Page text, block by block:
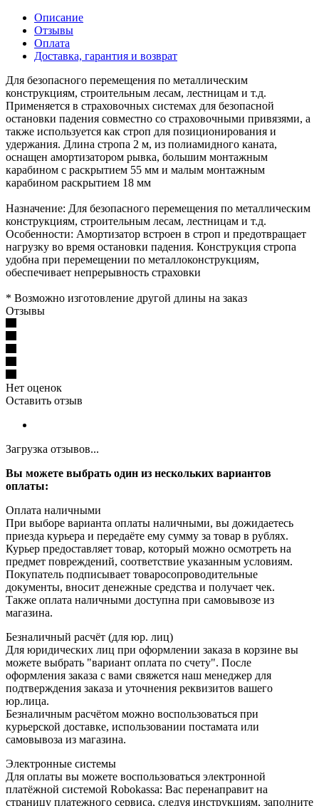
Описание
Отзывы
Оплата
Доставка, гарантия и возврат
Для безопасного перемещения по металлическим
конструкциям, строительным лесам, лестницам и т.д.
Применяется в страховочных системах для безопасной
остановки падения совместно со страховочными привязями, а
также используется как строп для позиционирования и
удержания. Длина стропа 2 м, из полиамидного каната,
оснащен амортизатором рывка, большим монтажным
карабином с раскрытием 55 мм и малым монтажным
карабином раскрытием 18 мм
Назначение: Для безопасного перемещения по металлическим
конструкциям, строительным лесам, лестницам и т.д.
Особенности: Амортизатор встроен в строп и предотвращает
нагрузку во время остановки падения. Конструкция стропа
удобна при перемещении по металлоконструкциям,
обеспечивает непрерывность страховки
* Возможно изготовление другой длины на заказ
Отзывы
Нет оценок
Оставить отзыв
Загрузка отзывов...
Вы можете выбрать один из нескольких вариантов
оплаты:
Оплата наличными
При выборе варианта оплаты наличными, вы дожидаетесь
приезда курьера и передаёте ему сумму за товар в рублях.
Курьер предоставляет товар, который можно осмотреть на
предмет повреждений, соответствие указанным условиям.
Покупатель подписывает товаросопроводительные
документы, вносит денежные средства и получает чек.
Также оплата наличными доступна при самовывозе из
магазина.
Безналичный расчёт (для юр. лиц)
Для юридических лиц при оформлении заказа в корзине вы
можете выбрать "вариант оплата по счету". После
оформления заказа с вами свяжется наш менеджер для
подтверждения заказа и уточнения реквизитов вашего
юр.лица.
Безналичным расчётом можно воспользоваться при
курьерской доставке, использовании постамата или
самовывоза из магазина.
Электронные системы
Для оплаты вы можете воспользоваться электронной
платёжной системой Robokassa: Вас перенаправит на
страницу платежного сервиса, следуя инструкциям, заполните